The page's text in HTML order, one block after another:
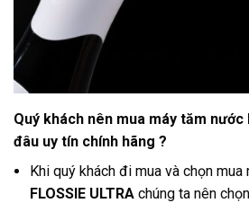
Quý khách nên mua máy tăm nước
đâu uy tín chính hãng ?
Khi quý khách đi mua và chọn
FLOSSIE ULTRA chúng ta nên